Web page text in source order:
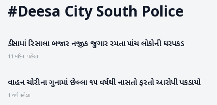
#Deesa City South Police
બનાસકાંઠા
​ડીસામાં રિસાલા બજાર નજીક જુગાર રમતા પાંચ લોકોની ધરપકડ
11 મહિના પહેલા
બનાસકાંઠા
વાહન ચોરીના ગુનામાં છેલ્લા ૧૫ વર્ષથી નાસતો ફરતો આરોપી પકડાયો
1 વર્ષ પહેલા